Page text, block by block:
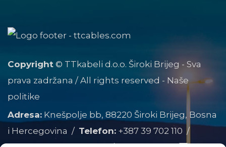
Copyright © TTkabeli d.o.o. Široki Brijeg - Sva
prava zadržana / All rights reserved - Naše
politike
Adresa: Knešpolje bb, 88220 Široki Brijeg, Bosna
i Hercegovina / Telefon: +387 39 702 110 /